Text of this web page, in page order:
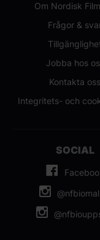
Om Nordisk
Frågor &
Jobba hos
Kontakta oss
Integritets- och
SOCIAL